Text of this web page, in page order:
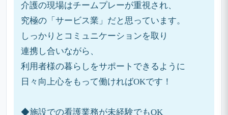
介護の現場はチームプレーが重視され、
究極の「サービス業」だと思っています。
しっかりとコミュニケーションを取り
連携し合いながら、
利用者様の暮らしをサポートできるように
日々向上心をもって働ければOKです！
◆施設での看護業務が未経験でもOK